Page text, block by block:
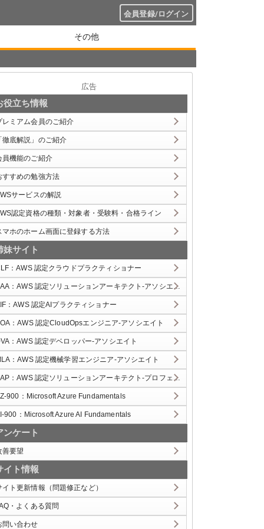
会員登録/ログイン
その他
広告
役立ち情報
レミアム会員のご紹介
徹底解説」のご紹介
員機能のご紹介
すすめの勉強方法
サービスの解説
認定資格の種類・対象者・受験料・合格ライン
マホのホーム画面に登録する方法
妹サイト
：AWS 認定クラウドプラクティショナー
：AWS 認定ソリューションアーキテクト-アソシエイト
：AWS 認定AIプラクティショナー
：AWS 認定CloudOpsエンジニア-アソシエイト
：AWS 認定デベロッパー-アソシエイト
：AWS 認定機械学習エンジニア-アソシエイト
：AWS 認定ソリューションアーキテクト-プロフェッショナル
900：Microsoft Azure Fundamentals
900：Microsoft Azure AI Fundamentals
ンケート
善要望
イト情報
イト更新情報（問題修正など）
・よくある質問
問い合わせ